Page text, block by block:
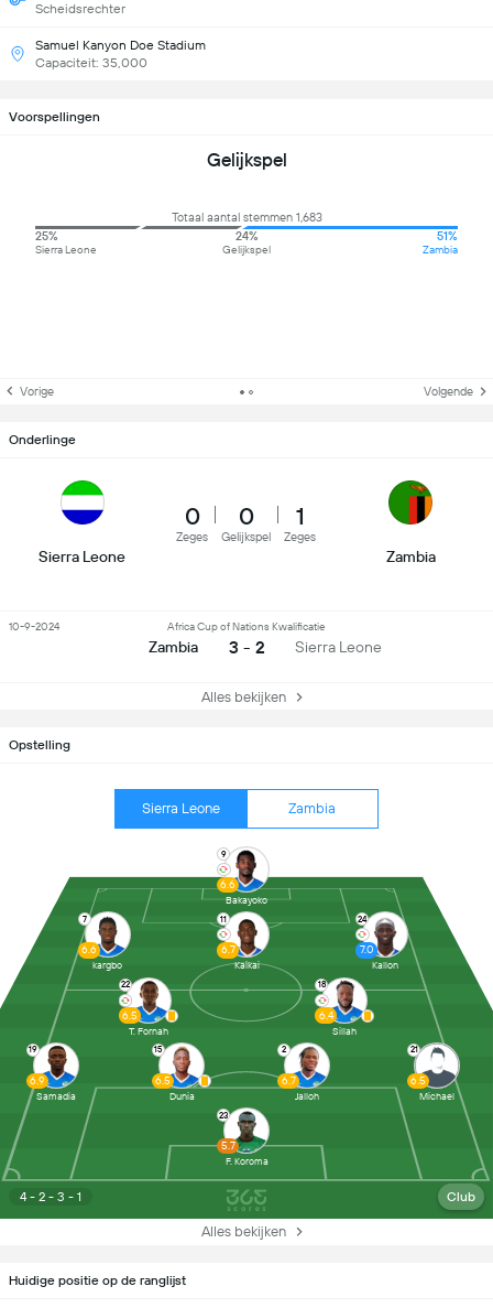
Huidige positie op de ranglijst
Opstelling
Sierra Leone Zambia
4 - 2 - 3 - 1 Club
23
5.7
F. Koroma
19
6.9
Samadia
15
6.5
Dunia
2
6.7
Jalloh
21
6.5
Michael
22
6.5
T. Fornah
18
6.4
Sillah
7
6.6
kargbo
11
6.7
Kaikai
24
7.0
Kallon
9
6.6
Bakayoko
Alles bekijken
Scheidsrechter
Samuel Kanyon Doe Stadium
Capaciteit: 35,000
Voorspellingen
Gelijkspel
Totaal aantal stemmen 1,683
25%
Sierra Leone
24%
Gelijkspel
51%
Zambia
Vorige Volgende
Onderlinge
Sierra Leone
0
Zeges
0
Gelijkspel
1
Zeges
Zambia
Zambia
Africa Cup of Nations Kwalificatie
3 - 2 Sierra Leone
10-9-2024
Alles bekijken